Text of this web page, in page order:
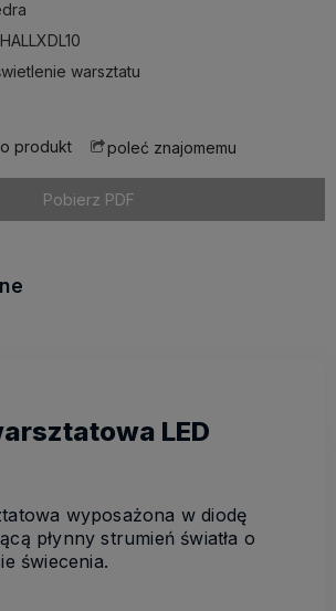
warsztatu
produkt poleć znajomemu
Pobierz PDF
LED
wyposażona w diodę
płynny strumień światła o
świecenia.